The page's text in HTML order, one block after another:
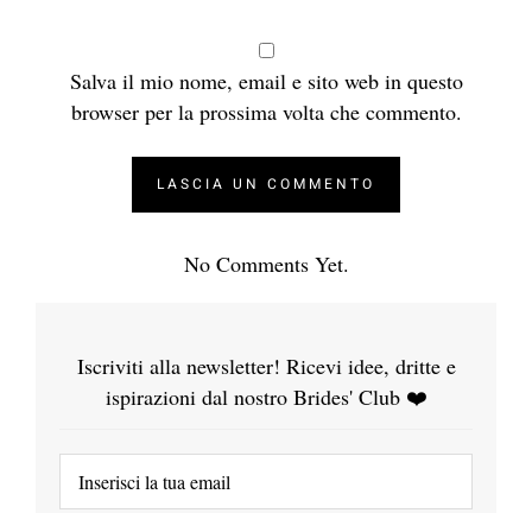
Salva il mio nome, email e sito web in questo
browser per la prossima volta che commento.
No Comments Yet.
Iscriviti alla newsletter! Ricevi idee, dritte e
ispirazioni dal nostro Brides' Club ❤️